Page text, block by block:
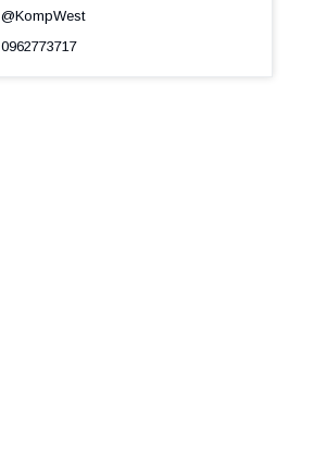
@KompWest
0962773717